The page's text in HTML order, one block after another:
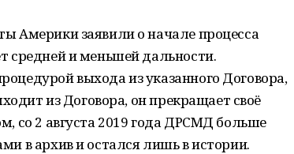
Америки заявили о начале процесса
средней и меньшей дальности.
выхода из указанного Договора,
из Договора, он прекращает своё
со 2 августа 2019 года ДРСМД больше
в архив и остался лишь в истории.